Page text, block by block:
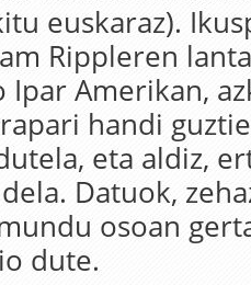
euskaraz).
Rippleren
Amerikan,
handi
eta aldiz,
Datuok,
osoan
dute.